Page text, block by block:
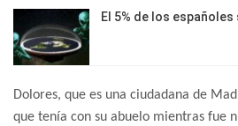
El 5% de los
Dolores, que es una ciudadana de
que tenía con su abuelo mientras fue